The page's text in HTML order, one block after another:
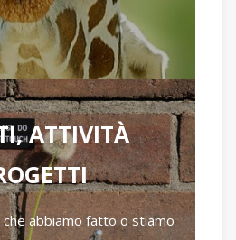
ATTIVITÀ
che abbiamo fatto o stiamo